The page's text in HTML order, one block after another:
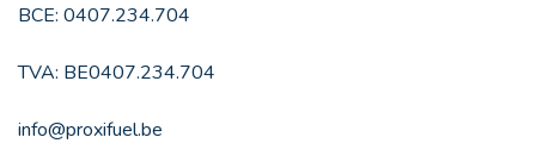
BCE: 0407.234.704
TVA: BE0407.234.704
info@proxifuel.be